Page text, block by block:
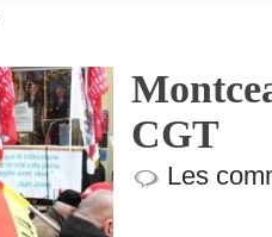
CGT
Les